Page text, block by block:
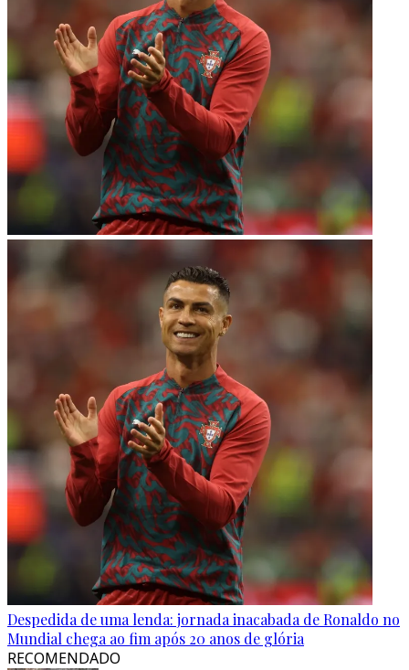
Despedida de uma lenda: jornada inacabada de Ronaldo no
Mundial chega ao fim após 20 anos de glória
RECOMENDADO